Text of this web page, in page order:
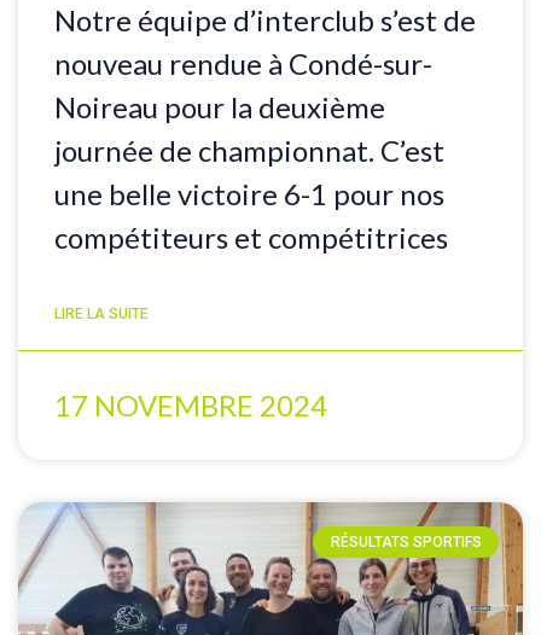
Notre équipe d’interclub s’est de
nouveau rendue à Condé-sur-
Noireau pour la deuxième
journée de championnat. C’est
une belle victoire 6-1 pour nos
compétiteurs et compétitrices
LIRE LA SUITE
17 NOVEMBRE 2024
RÉSULTATS SPORTIFS